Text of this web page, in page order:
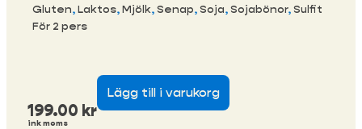
Gluten,Laktos,Mjölk,Senap,Soja,Sojabönor,Sulfit
För 2 pers
199.00 kr
ink moms
Lägg till i varukorg